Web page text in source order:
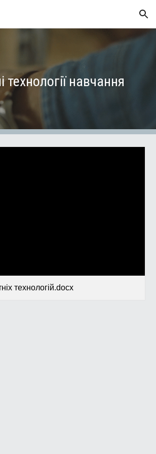
Skip to navigation
технології навчання
технологій.docx